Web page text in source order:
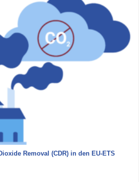
Removal (CDR) in den EU-ETS